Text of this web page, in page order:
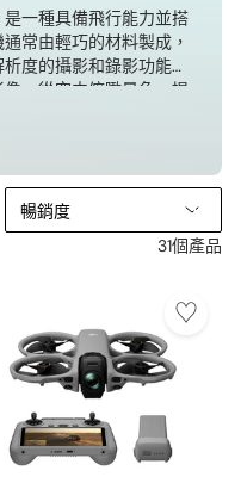
一種具備飛行能力並搭
常由輕巧的材料製成，
度的攝影和錄影功能。
，從空中俯瞰景色，提
暢銷度
31個產品